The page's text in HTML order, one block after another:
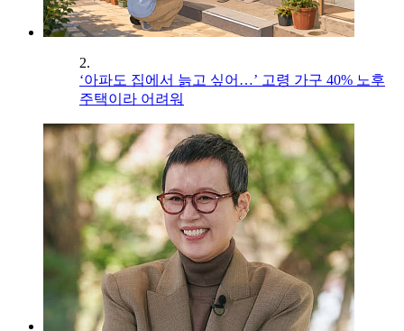
2.
‘아파도 집에서 늙고 싶어…’ 고령 가구 40% 노후
주택이라 어려워